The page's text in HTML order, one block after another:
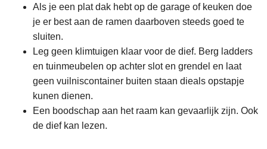
Als je een plat dak hebt op de garage of keuken doe
je er best aan de ramen daarboven steeds goed te
sluiten.
Leg geen klimtuigen klaar voor de dief. Berg ladders
en tuinmeubelen op achter slot en grendel en laat
geen vuilniscontainer buiten staan dieals opstapje
kunen dienen.
Een boodschap aan het raam kan gevaarlijk zijn. Ook
de dief kan lezen.